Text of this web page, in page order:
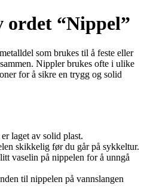
ordet “Nippel”
som brukes til å feste eller
Nippler brukes ofte i ulike
for å sikre en trygg og solid
laget av solid plast.
skikkelig før du går på sykkeltur.
vaselin på nippelen for å unngå
til nippelen på vannslangen